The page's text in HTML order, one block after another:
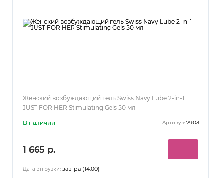
Женский возбуждающий гель Swiss Navy Lube 2-in-1
JUST FOR HER Stimulating Gels 50 мл
В наличии Артикул: 7903
1 665 р.
Дата отгрузки: завтра (14:00)